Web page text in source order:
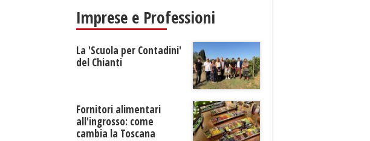
Imprese e Professioni
La 'Scuola per Contadini'
del Chianti
Fornitori alimentari
all'ingrosso: come
cambia la Toscana